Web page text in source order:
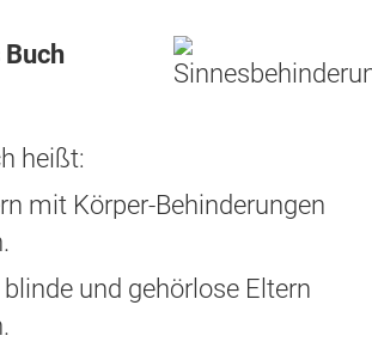
heißt:
mit Körper-Behinderungen
und gehörlose Eltern